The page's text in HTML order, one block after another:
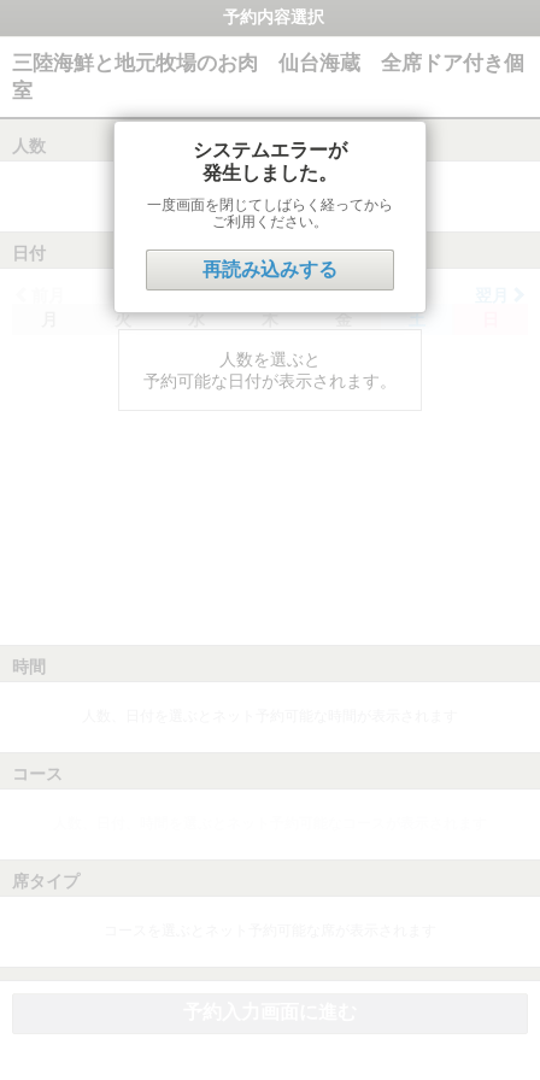
予約内容選択
三陸海鮮と地元牧場のお肉 仙台海蔵 全席ドア付き個
室
人数
日付
火 水 木 金 土
人数を選ぶと
予約可能な日付が表示されます。
時間
コース
席タイプ
システムエラーが
発生しました。
一度画面を閉じてしばらく経ってから
ご利用ください。
再読み込みする